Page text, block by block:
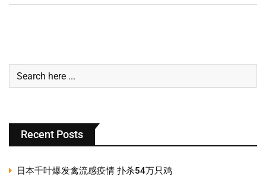
Recent Posts
日本千叶爆发禽流感疫情 扑杀54万只鸡